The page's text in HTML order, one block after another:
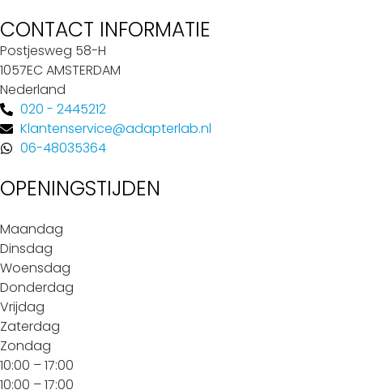
CONTACT INFORMATIE
Postjesweg 58-H
1057EC AMSTERDAM
Nederland
020 - 2445212
Klantenservice@adapterlab.nl
06-48035364
OPENINGSTIJDEN
Maandag
Dinsdag
Woensdag
Donderdag
Vrijdag
Zaterdag
Zondag
10:00 – 17:00
10:00 – 17:00